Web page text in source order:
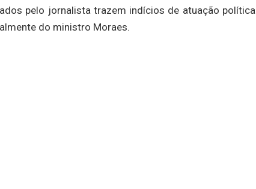
pelo jornalista trazem indícios de atuação política
do ministro Moraes.